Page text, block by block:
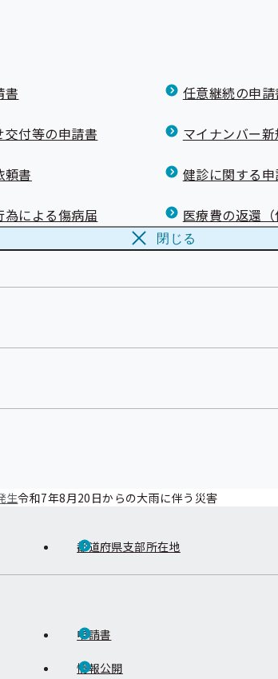
書 任意継続の申請
交付等の申請書 マイナンバー
頼書 健診に関する申
による傷病届 医療費の返還
閉じる
生令和7年8月20日からの大雨に伴う災害
都道府県支部所在地
申請書
情報公開